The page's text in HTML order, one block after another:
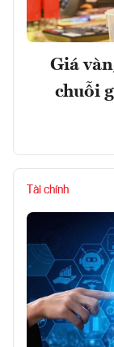
Giá
chuỗi
Tài chính